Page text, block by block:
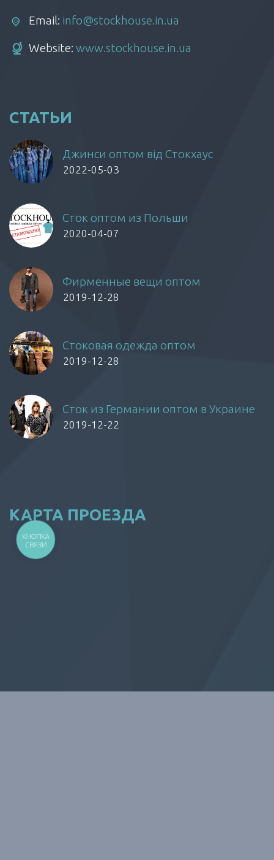
Email: info@stockhouse.in.ua
Website: www.stockhouse.in.ua
СТАТЬИ
Джинси оптом від Стокхаус
2022-05-03
Сток оптом из Польши
2020-04-07
Фирменные вещи оптом
2019-12-28
Стоковая одежда оптом
2019-12-28
Сток из Германии оптом в Украине
2019-12-22
КАРТА ПРОЕЗДА
КНОПКА
СВЯЗИ